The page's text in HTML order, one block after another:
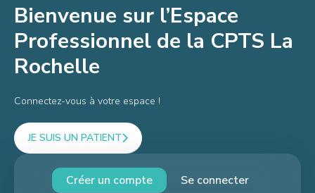
Bienvenue sur l’Espace
Professionnel de la CPTS La
Rochelle
Connectez-vous à votre espace !
JE SUIS UN PATIENT
Créer un compte Se connecter